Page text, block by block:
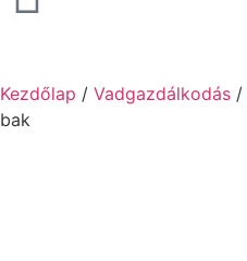
Kezdőlap / Vadgazdálkodás /
bak